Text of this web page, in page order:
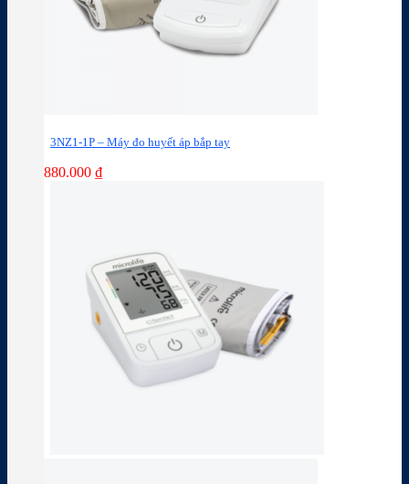
3NZ1-1P – Máy đo huyết áp bắp tay
880.000 ₫